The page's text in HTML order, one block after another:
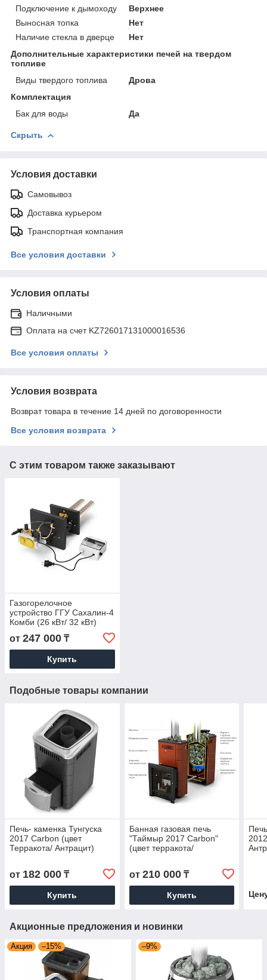
Подключение к дымоходу
Верхнее
Выносная топка
Нет
Наличие стекла в дверце
Нет
Дополнительные характеристики печей на твердом
топливе
Виды твердого топлива
Дрова
Комплектация
Бак для воды
Да
Скрыть
Условия доставки
Самовывоз
Доставка курьером
Транспортная компания
Все условия доставки
Условия оплаты
Наличными
Оплата на счет KZ726017131000016536
Все условия оплаты
Условия возврата
Возврат товара в течение 14 дней по договоренности
Все условия возврата
С этим товаром также заказывают
Газогорелочное
устройство ГГУ Сахалин-4
Комби (26 кВт/ 32 кВт)
от 247 000 ₸
Купить
Подобные товары компании
Печь- каменка Тунгуска
2017 Carbon (цвет
Терракота/ Антрацит)
от 182 000 ₸
Купить
Банная газовая печь
"Таймыр 2017 Carbon"
(цвет терракота/
от 210 000₸
Купить
Акционные предложения и новинки
Акция –15% –9%